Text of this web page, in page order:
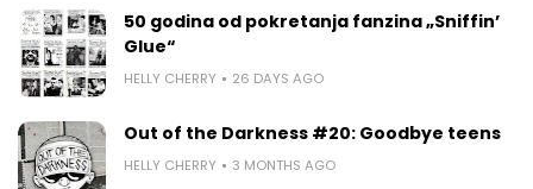
50 godina od pokretanja fanzina „Sniffin’
Glue“
HELLY CHERRY 26 DAYS AGO
Out of the Darkness #20: Goodbye teens
HELLY CHERRY 3 MONTHS AGO